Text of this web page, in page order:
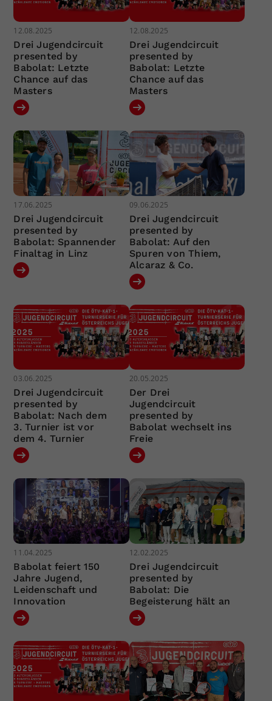
12.08.2025
Drei Jugendcircuit
presented by
Babolat: Letzte
Chance auf das
Masters
12.08.2025
Drei Jugendcircuit
presented by
Babolat: Letzte
Chance auf das
Masters
17.06.2025
Drei Jugendcircuit
presented by
Babolat: Spannender
Finaltag in Linz
09.06.2025
Drei Jugendcircuit
presented by
Babolat: Auf den
Spuren von Thiem,
Alcaraz & Co.
03.06.2025
Drei Jugendcircuit
presented by
Babolat: Nach dem
3. Turnier ist vor
dem 4. Turnier
20.05.2025
Der Drei
Jugendcircuit
presented by
Babolat wechselt ins
Freie
11.04.2025
Babolat feiert 150
Jahre Jugend,
Leidenschaft und
Innovation
12.02.2025
Drei Jugendcircuit
presented by
Babolat: Die
Begeisterung hält an